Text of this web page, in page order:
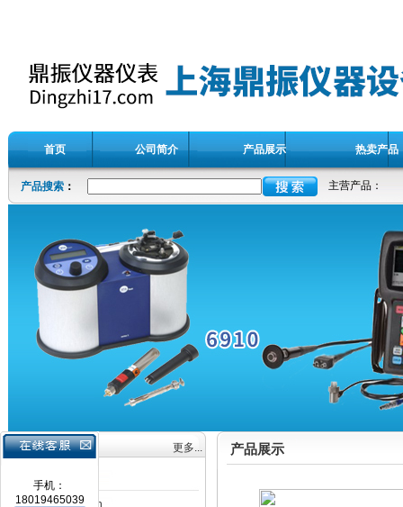
首页 公司简介 产品展示 热卖产品
产品搜索 ： 主营产品：
手机：
18019465039
产品目录 更多...
涂膜机
德国Erichsen
产品展示